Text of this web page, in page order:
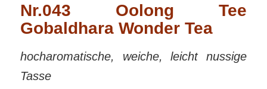
Nr.043 Oolong Tee
Gobaldhara Wonder Tea
hocharomatische, weiche, leicht nussige
Tasse